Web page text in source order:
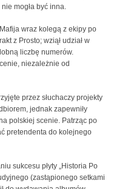
mogła być inna.
wraz kolegą z ekipy po
z Prosto; wziął udział w
liczbę numerów.
niezależnie od
przez słuchaczy projekty
jednak zapewniły
polskiej scenie. Patrząc po
pretendenta do kolejnego
sukcesu płyty „Historia Po
(zastąpionego setkami